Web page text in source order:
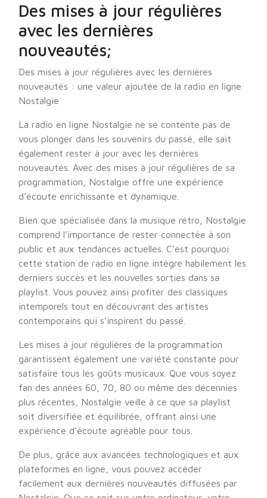
Des mises à jour régulières
avec les dernières
nouveautés;
Des mises à jour régulières avec les dernières
nouveautés : une valeur ajoutée de la radio en ligne
Nostalgie
La radio en ligne Nostalgie ne se contente pas de
vous plonger dans les souvenirs du passé, elle sait
également rester à jour avec les dernières
nouveautés. Avec des mises à jour régulières de sa
programmation, Nostalgie offre une expérience
d’écoute enrichissante et dynamique.
Bien que spécialisée dans la musique rétro, Nostalgie
comprend l’importance de rester connectée à son
public et aux tendances actuelles. C’est pourquoi
cette station de radio en ligne intègre habilement les
derniers succès et les nouvelles sorties dans sa
playlist. Vous pouvez ainsi profiter des classiques
intemporels tout en découvrant des artistes
contemporains qui s’inspirent du passé.
Les mises à jour régulières de la programmation
garantissent également une variété constante pour
satisfaire tous les goûts musicaux. Que vous soyez
fan des années 60, 70, 80 ou même des décennies
plus récentes, Nostalgie veille à ce que sa playlist
soit diversifiée et équilibrée, offrant ainsi une
expérience d’écoute agréable pour tous.
De plus, grâce aux avancées technologiques et aux
plateformes en ligne, vous pouvez accéder
facilement aux dernières nouveautés diffusées par